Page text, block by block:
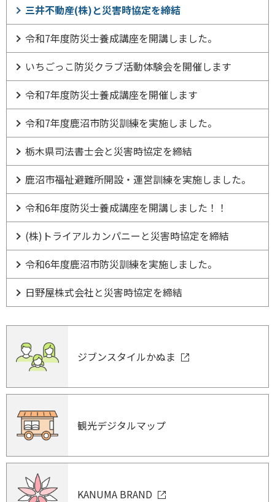
三井不動産(株)と災害時協定を締結
令和7年度防災士養成講座を開講しました。
いちごっこ防災クラブ活動体験会を開催します
令和7年度防災士養成講座を開催します
令和7年度鹿沼市防災訓練を実施しました。
栃木県司法書士会と災害時協定を締結
鹿沼市福祉避難所開設・運営訓練を実施しました。
令和6年度防災士養成講座を開講しました！！
(株)トライアルカンパニーと災害時協定を締結
令和6年度鹿沼市防災訓練を実施しました。
日野屋株式会社と災害時協定を締結
ジブンスタイルかぬま
観光デジタルマップ
KANUMA BRAND